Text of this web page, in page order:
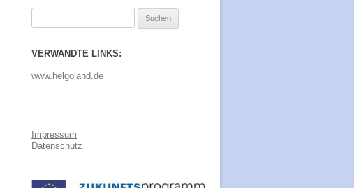
nach:
VERWANDTE LINKS:
www.helgoland.de
Impressum
Datenschutz